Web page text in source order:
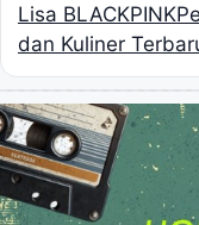
Lisa BLACKPINK
dan Kuliner